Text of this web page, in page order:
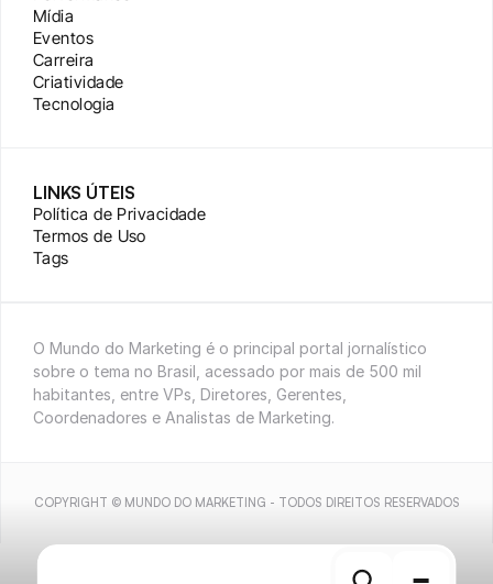
Mídia
Eventos
Carreira
Criatividade
Tecnologia
LINKS ÚTEIS
Política de Privacidade
Termos de Uso
Tags
O Mundo do Marketing é o principal portal jornalístico
sobre o tema no Brasil, acessado por mais de 500 mil
habitantes, entre VPs, Diretores, Gerentes,
Coordenadores e Analistas de Marketing.
COPYRIGHT © MUNDO DO MARKETING - TODOS DIREITOS RESERVADOS